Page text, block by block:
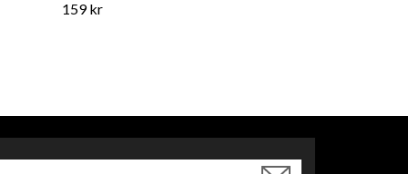
159 kr